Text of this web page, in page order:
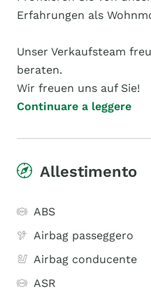
Erfahrungen als
Unser Verkaufsteam
beraten.
Wir freuen uns auf Sie!
Continuare a leggere
Allestimento
ABS
Airbag passeggero
Airbag conducente
ASR